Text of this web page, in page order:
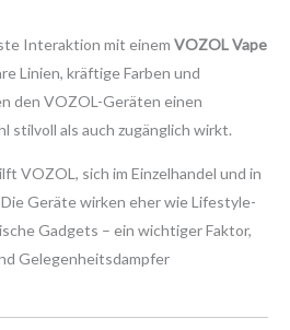
Interaktion mit einem VOZOL Vape
Linien, kräftige Farben und
den VOZOL-Geräten einen
stilvoll als auch zugänglich wirkt.
VOZOL, sich im Einzelhandel und in
Geräte wirken eher wie Lifestyle-
Gadgets – ein wichtiger Faktor,
Gelegenheitsdampfer